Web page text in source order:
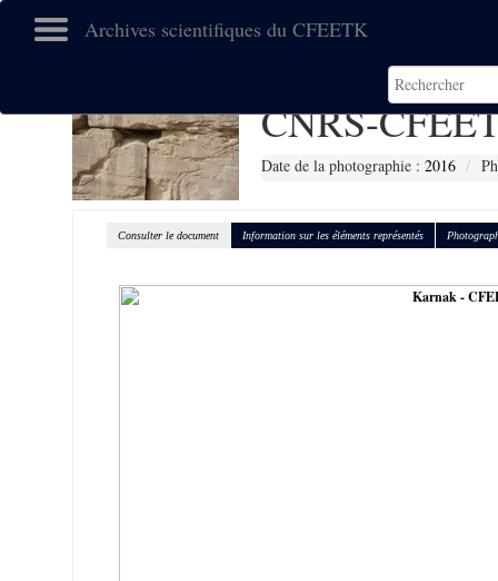
Archives scientifiques du CFEETK
CNRS-
Date de la photographie :2016
Consulter le document Information sur les éléments représentés